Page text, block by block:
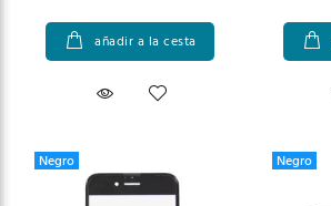
añadir a la cesta
Negro Negro